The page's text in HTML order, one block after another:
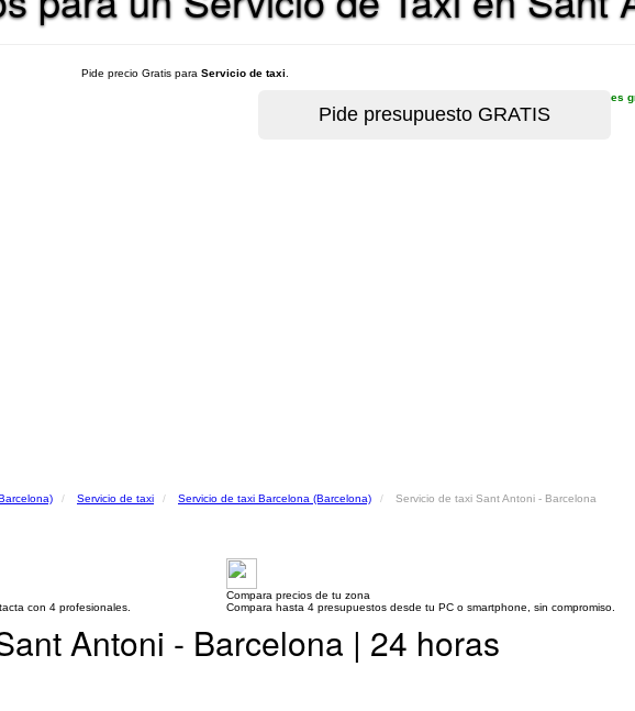
Pide precio Gratis para Servicio de taxi
es
Servicio de taxi Servicio de taxi Barcelona (Barcelona) Servicio de taxi Sant Antoni - Barcelona
con 4 profesionales.
Compara precios de tu zona
Compara hasta 4 presupuestos desde tu PC o smartphone, sin compromiso.
Antoni - Barcelona | 24 horas